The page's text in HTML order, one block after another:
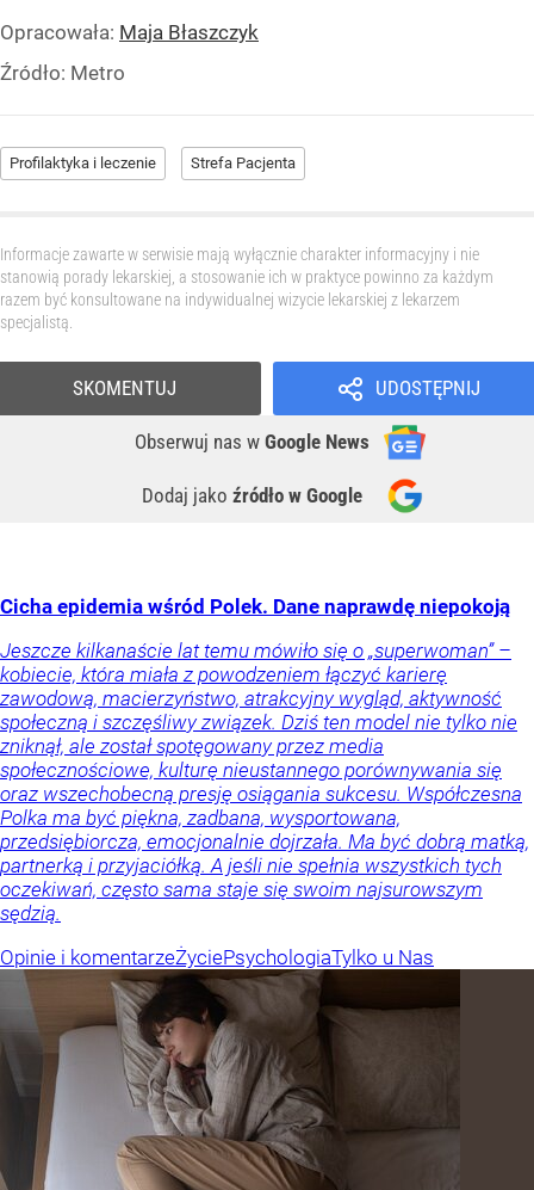
Opracowała: Maja Błaszczyk
Źródło: Metro
Profilaktyka i leczenie Strefa Pacjenta
Informacje zawarte w serwisie mają wyłącznie charakter informacyjny i nie
stanowią porady lekarskiej, a stosowanie ich w praktyce powinno za każdym
razem być konsultowane na indywidualnej wizycie lekarskiej z lekarzem
specjalistą.
UDOSTĘPNIJ
Obserwuj nas w Google News
Dodaj jako źródło w Google
SKOMENTUJ
Cicha epidemia wśród Polek. Dane naprawdę niepokoją
Jeszcze kilkanaście lat temu mówiło się o „superwoman” –
kobiecie, która miała z powodzeniem łączyć karierę
zawodową, macierzyństwo, atrakcyjny wygląd, aktywność
społeczną i szczęśliwy związek. Dziś ten model nie tylko nie
zniknął, ale został spotęgowany przez media
społecznościowe, kulturę nieustannego porównywania się
oraz wszechobecną presję osiągania sukcesu. Współczesna
Polka ma być piękna, zadbana, wysportowana,
przedsiębiorcza, emocjonalnie dojrzała. Ma być dobrą matką,
partnerką i przyjaciółką. A jeśli nie spełnia wszystkich tych
oczekiwań, często sama staje się swoim najsurowszym
sędzią.
Opinie i komentarzeŻyciePsychologiaTylko u Nas